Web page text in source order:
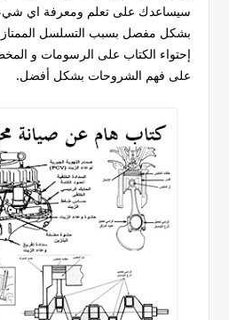
سيساعدك على تعلم ومعرفة اي
بشكل مفصل بسبب التسلسل الممتاز
إحتواء الكتاب على الرسومات و
على فهم الشروحات بشكل أفضل.